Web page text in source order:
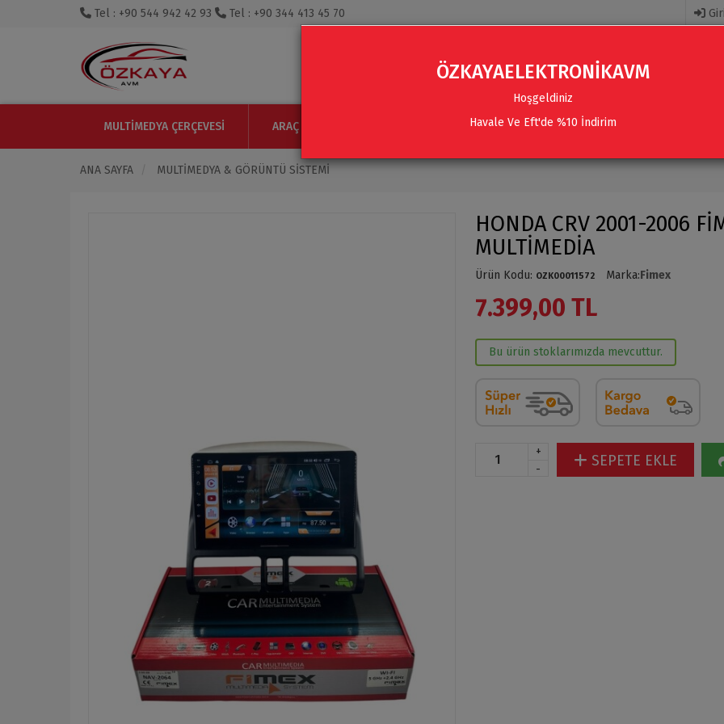
Tel : +90 544 942 42 93 Tel : +90 344 413 45 70
MULTIMEDYA ÇERÇEVESI ARAÇ IÇI MONITOR AKSESUARLAR SES SISTEMLERI & AKSESUARLAR
ANA SAYFA MULTIMEDYA & GÖRÜNTÜ SISTEMI
HONDA CRV 2001-2006
MULTİMEDİA
Ürün Kodu: OZK00011572 Marka:Fimex
7.399,00 TL
Bu ürün stoklarımızda mevcuttur.
+
-
SEPETE EKLE
ÖZKAYAELEKTRONİKAVM
Hoşgeldiniz
Havale Ve Eft'de %10 İndirim